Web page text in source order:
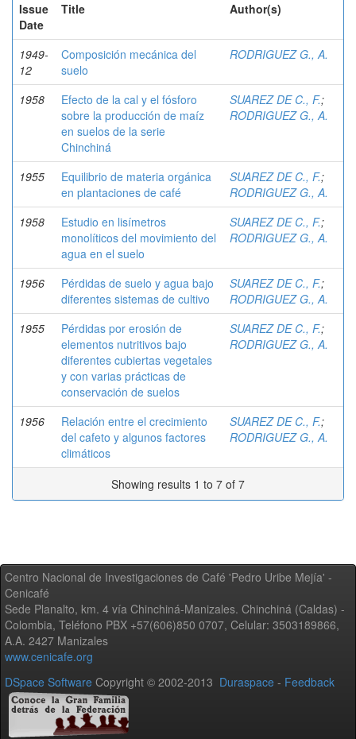
Issue
Date
Title Author(s)
1949-
12
Composición mecánica del
suelo
RODRIGUEZ G., A.
1958
Efecto de la cal y el fósforo
sobre la producción de maíz
en suelos de la serie
Chinchiná
SUAREZ DE C., F.;
RODRIGUEZ G., A.
1955
Equilibrio de materia orgánica
en plantaciones de café
SUAREZ DE C., F.;
RODRIGUEZ G., A.
1958
Estudio en lisímetros
monolíticos del movimiento del
agua en el suelo
SUAREZ DE C., F.;
RODRIGUEZ G., A.
1956
Pérdidas de suelo y agua bajo
diferentes sistemas de cultivo
SUAREZ DE C., F.;
RODRIGUEZ G., A.
1955
Pérdidas por erosión de
elementos nutritivos bajo
diferentes cubiertas vegetales
y con varias prácticas de
conservación de suelos
SUAREZ DE C., F.;
RODRIGUEZ G., A.
1956
Relación entre el crecimiento
del cafeto y algunos factores
climáticos
SUAREZ DE C., F.;
RODRIGUEZ G., A.
Showing results 1 to 7 of 7
Centro Nacional de Investigaciones de Café 'Pedro Uribe Mejía' -
Cenicafé
Sede Planalto, km. 4 vía Chinchiná-Manizales. Chinchiná (Caldas) -
Colombia, Teléfono PBX +57(606)850 0707, Celular: 3503189866,
A.A. 2427 Manizales
www.cenicafe.org
DSpace Software Copyright © 2002-2013 Duraspace - Feedback